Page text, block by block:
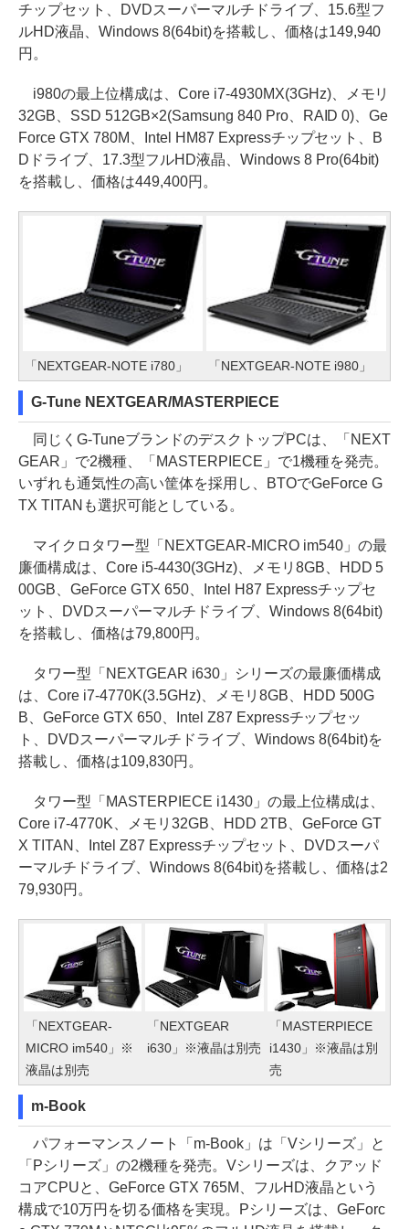
チップセット、DVDスーパーマルチドライブ、15.6型フ
ルHD液晶、Windows 8(64bit)を搭載し、価格は149,940
円。
i980の最上位構成は、Core i7-4930MX(3GHz)、メモリ
32GB、SSD 512GB×2(Samsung 840 Pro、RAID 0)、Ge
Force GTX 780M、Intel HM87 Expressチップセット、B
Dドライブ、17.3型フルHD液晶、Windows 8 Pro(64bit)
を搭載し、価格は449,400円。
「NEXTGEAR-NOTE i780」 「NEXTGEAR-NOTE i980」
G-Tune NEXTGEAR/MASTERPIECE
同じくG-TuneブランドのデスクトップPCは、「NEXT
GEAR」で2機種、「MASTERPIECE」で1機種を発売。
いずれも通気性の高い筐体を採用し、BTOでGeForce G
TX TITANも選択可能としている。
マイクロタワー型「NEXTGEAR-MICRO im540」の最
廉価構成は、Core i5-4430(3GHz)、メモリ8GB、HDD 5
00GB、GeForce GTX 650、Intel H87 Expressチップセ
ット、DVDスーパーマルチドライブ、Windows 8(64bit)
を搭載し、価格は79,800円。
タワー型「NEXTGEAR i630」シリーズの最廉価構成
は、Core i7-4770K(3.5GHz)、メモリ8GB、HDD 500G
B、GeForce GTX 650、Intel Z87 Expressチップセッ
ト、DVDスーパーマルチドライブ、Windows 8(64bit)を
搭載し、価格は109,830円。
タワー型「MASTERPIECE i1430」の最上位構成は、
Core i7-4770K、メモリ32GB、HDD 2TB、GeForce GT
X TITAN、Intel Z87 Expressチップセット、DVDスーパ
ーマルチドライブ、Windows 8(64bit)を搭載し、価格は2
79,930円。
「NEXTGEAR-
MICRO im540」※
液晶は別売
「NEXTGEAR
i630」※液晶は別売
「MASTERPIECE
i1430」※液晶は別
売
m-Book
パフォーマンスノート「m-Book」は「Vシリーズ」と
「Pシリーズ」の2機種を発売。Vシリーズは、クアッド
コアCPUと、GeForce GTX 765M、フルHD液晶という
構成で10万円を切る価格を実現。Pシリーズは、GeForc